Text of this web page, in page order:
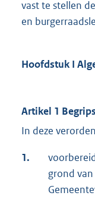
vast te stellen
en
Hoofdstuk I
Artikel 1
In deze
1.
grond